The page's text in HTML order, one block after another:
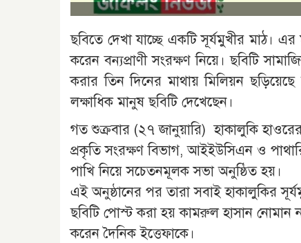
ছবিতে দেখা যাচ্ছে একটি সূর্যমুখীর মাঠ।
করেন বন্যপ্রাণী সংরক্ষণ নিয়ে। ছবিটি
করার তিন দিনের মাথায় মিলিয়ন
লক্ষাধিক মানুষ ছবিটি দেখেছেন।
গত শুক্রবার (২৭ জানুয়ারি) হাকালুকি হাওরের
প্রকৃতি সংরক্ষণ বিভাগ, আইইউসিএন ও
পাখি নিয়ে সচেতনমূলক সভা অনুষ্ঠিত হয়।
এই অনুষ্ঠানের পর তারা সবাই হাকালুকির
ছবিটি পোস্ট করা হয় কামরুল হাসান নোমান
করেন দৈনিক ইত্তেফাকে।